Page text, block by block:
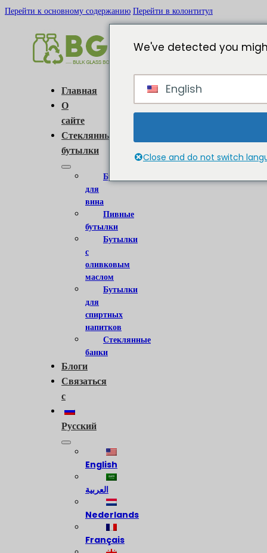
Перейти к основному содержанию Перейти в колонтитул
Главная
О
сайте
Стеклянные
бутылки
Бутылки
для
вина
Пивные
бутылки
Бутылки
с
оливковым
маслом
Бутылки
для
спиртных
напитков
Стеклянные
банки
Блоги
Связаться
с
Русский
English
العربية
Nederlands
Français
We've detected you
English
Close and do not switch